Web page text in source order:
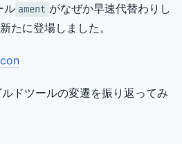
ル ament がなぜか早速代替わりし
たに登場しました。
ドツールの変遷を振り返ってみ